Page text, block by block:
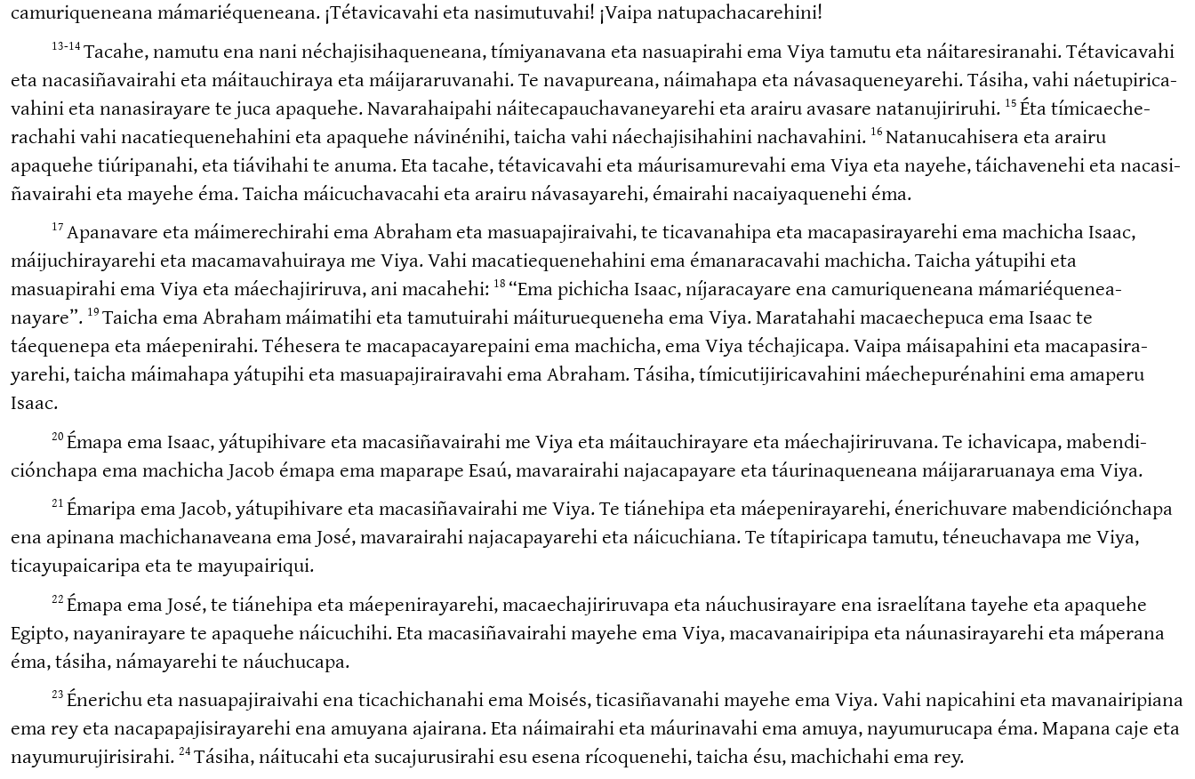
camuri­queneana mámarié­queneana. ¡Tétavi­cavahi eta nasimu­tuvahi! ¡Vaipa natupa­cha­ca­rehini!
13-14 Tacahe, namutu ena nani néchaji­si­ha­queneana, tímiya­navana eta nasuapirahi ema Viya tamutu eta náitare­si­ranahi. Tétavi­cavahi
eta nacasi­ña­vairahi eta máitauchiraya eta máijara­ru­vanahi. Te navapureana, náimahapa eta návasa­que­ne­yarehi. Tásiha, vahi náetupi­ri­ca­
vahini eta nanasi­rayare te juca apaquehe. Navara­haipahi náiteca­pau­cha­va­ne­yarehi eta arairu avasare natanu­ji­riruhi. 15 Éta tímicae­che­
rachahi vahi nacatie­que­ne­hahini eta apaquehe návinénihi, taicha vahi náechaji­si­hahini nachavahini. 16 Natanu­ca­hisera eta arairu
apaquehe tiúripanahi, eta tiávihahi te anuma. Eta tacahe, tétavi­cavahi eta máurisa­mu­revahi ema Viya eta nayehe, táichavenehi eta nacasi­
ña­vairahi eta mayehe éma. Taicha máicucha­vacahi eta arairu návasa­yarehi, émairahi nacaiya­quenehi éma.
17 Apanavare eta máimere­chirahi ema Abraham eta masuapa­ji­raivahi, te ticava­nahipa eta macapa­si­ra­yarehi ema machicha Isaac,
máijuchi­ra­yarehi eta macama­va­huiraya me Viya. Vahi macatie­que­ne­hahini ema émana­ra­cavahi machicha. Taicha yátupihi eta
masuapirahi ema Viya eta máechaji­riruva, ani macahehi: 18 “Ema pichicha Isaac, níjara­cayare ena camuri­queneana mámarié­que­nea­
nayare”. 19 Taicha ema Abraham máimatihi eta tamutuirahi máiturue­queneha ema Viya. Maratahahi macaechepuca ema Isaac te
táequenepa eta máepenirahi. Téhesera te macapa­ca­ya­repaini ema machicha, ema Viya téchajicapa. Vaipa máisapahini eta macapa­si­ra­
yarehi, taicha máimahapa yátupihi eta masuapa­ji­rai­ravahi ema Abraham. Tásiha, tímicu­ti­ji­ri­ca­vahini máechepu­ré­nahini ema amaperu
Isaac.
20 Émapa ema Isaac, yátupi­hivare eta macasi­ña­vairahi me Viya eta máitauchi­rayare eta máechaji­ri­ruvana. Te ichavicapa, mabendi­
ciónchapa ema machicha Jacob émapa ema maparape Esaú, mavarairahi najaca­payare eta táurina­queneana máijara­ruanaya ema Viya.
21 Émaripa ema Jacob, yátupi­hivare eta macasi­ña­vairahi me Viya. Te tiánehipa eta máepeni­ra­yarehi, éneri­chuvare mabendi­ciónchapa
ena apinana machicha­naveana ema José, mavarairahi najaca­pa­yarehi eta náicuchiana. Te títapi­ricapa tamutu, téneuchavapa me Viya,
ticayu­pai­caripa eta te mayupairiqui.
22 Émapa ema José, te tiánehipa eta máepeni­ra­yarehi, macaecha­ji­ri­ruvapa eta náuchusi­rayare ena israelítana tayehe eta apaquehe
Egipto, nayani­rayare te apaquehe náicuchihi. Eta macasi­ña­vairahi mayehe ema Viya, macava­nai­ripipa eta náunasi­ra­yarehi eta máperana
éma, tásiha, námayarehi te náuchucapa.
23 Énerichu eta nasuapa­ji­raivahi ena ticachi­chanahi ema Moisés, ticasi­ña­vanahi mayehe ema Viya. Vahi napicahini eta mavanai­ripiana
ema rey eta nacapa­pa­ji­si­ra­yarehi ena amuyana ajairana. Eta náimairahi eta máurinavahi ema amuya, nayumu­rucapa éma. Mapana caje eta
nayumu­ru­ji­ri­sirahi. 24 Tásiha, náitucahi eta sucaju­ru­sirahi esu esena rícoquenehi, taicha ésu, machichahi ema rey.